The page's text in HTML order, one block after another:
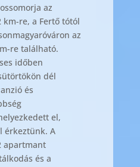
az
re, a Fertő tótól
az
re található.
időben
dél
és
el,
érkeztünk. A
apartmant
és a